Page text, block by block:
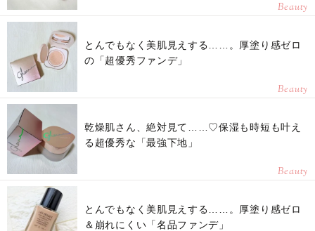
Beauty
とんでもなく美肌見えする……。厚塗り感ゼロ
の「超優秀ファンデ」
Beauty
乾燥肌さん、絶対見て……♡保湿も時短も叶え
る超優秀な「最強下地」
Beauty
とんでもなく美肌見えする……。厚塗り感ゼロ
＆崩れにくい「名品ファンデ」